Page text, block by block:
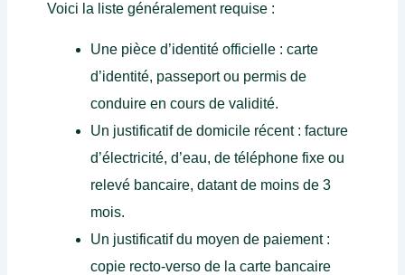
Voici la liste généralement requise :
Une pièce d’identité officielle : carte
d’identité, passeport ou permis de
conduire en cours de validité.
Un justificatif de domicile récent : facture
d’électricité, d’eau, de téléphone fixe ou
relevé bancaire, datant de moins de 3
mois.
Un justificatif du moyen de paiement :
copie recto-verso de la carte bancaire